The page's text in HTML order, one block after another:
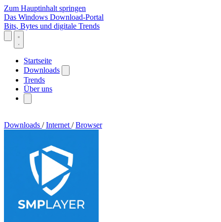
Zum Hauptinhalt springen
Das Windows Download-Portal
Bits, Bytes und digitale Trends
Startseite
Downloads
Trends
Über uns
Downloads / Internet / Browser